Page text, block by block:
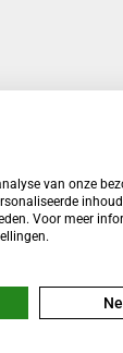
van onze
Voor meer